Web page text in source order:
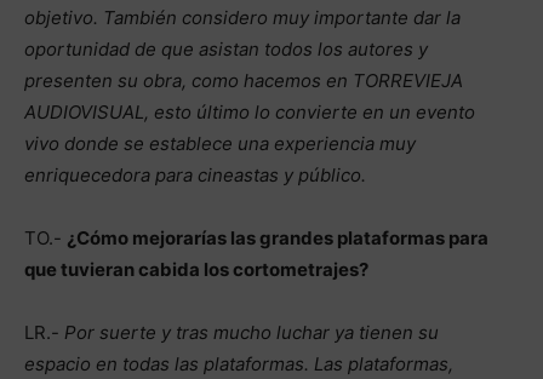
objetivo. También considero muy importante dar la
oportunidad de que asistan todos los autores y
presenten su obra, como hacemos en TORREVIEJA
AUDIOVISUAL, esto último lo convierte en un evento
vivo donde se establece una experiencia muy
enriquecedora para cineastas y público.
TO.- ¿Cómo mejorarías las grandes plataformas para
que tuvieran cabida los cortometrajes?
LR.- Por suerte y tras mucho luchar ya tienen su
espacio en todas las plataformas. Las plataformas,